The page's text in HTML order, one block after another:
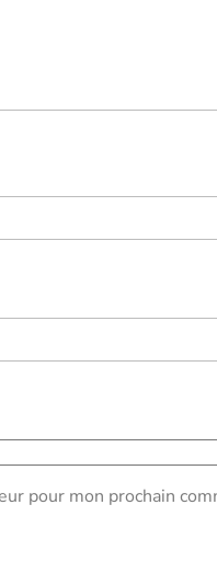
pour mon prochain